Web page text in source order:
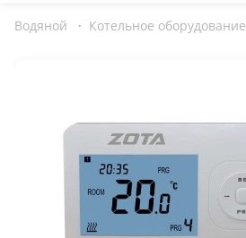
Водяной · Котельное оборудование